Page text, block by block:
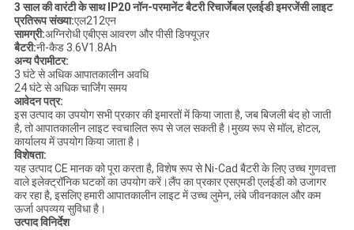
3 साल की वारंटी के साथ IP20 नॉन-परमानेंट बैटरी रिचार्जेबल एलईडी इमरजेंसी लाइट
प्रतिरूप संख्या:एल212एन
सामग्री:अग्निरोधी एबीएस आवरण और पीसी डिफ्यूज़र
बैटरी:नी-कैड 3.6V1.8Ah
अन्य पैरामीटर:
3 घंटे से अधिक आपातकालीन अवधि
24 घंटे से अधिक चार्जिंग समय
आवेदन पत्र:
इस उत्पाद का उपयोग सभी प्रकार की इमारतों में किया जाता है, जब बिजली बंद हो जाती
है, तो आपातकालीन लाइट स्वचालित रूप से जल सकती है।मुख्य रूप से मॉल, होटल,
कार्यालय में उपयोग किया जाता है।
विशेषता:
यह उत्पाद CE मानक को पूरा करता है, विशेष रूप से Ni-Cad बैटरी के लिए उच्च गुणवत्ता
वाले इलेक्ट्रॉनिक घटकों का उपयोग करें।लैंप का प्रकार एसएमडी एलईडी को उजागर
कर रहा है, इसलिए हमारी आपातकालीन लाइट में उच्च लुमेन, लंबे जीवनकाल और कम
ऊर्जा अपव्यय सुविधा है।
उत्पाद विनिर्देश